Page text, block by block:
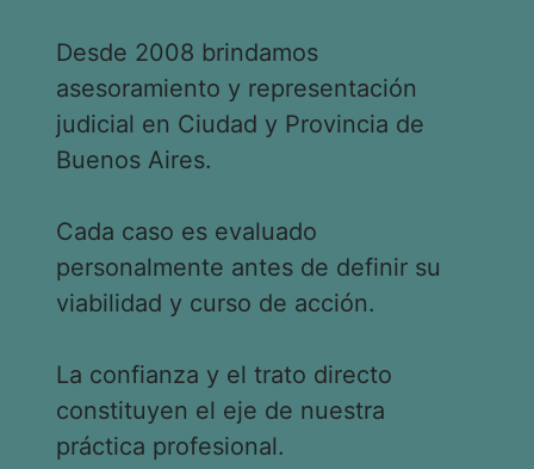
Desde 2008 brindamos
asesoramiento y representación
judicial en Ciudad y Provincia de
Buenos Aires.
Cada caso es evaluado
personalmente antes de definir su
viabilidad y curso de acción.
La confianza y el trato directo
constituyen el eje de nuestra
práctica profesional.